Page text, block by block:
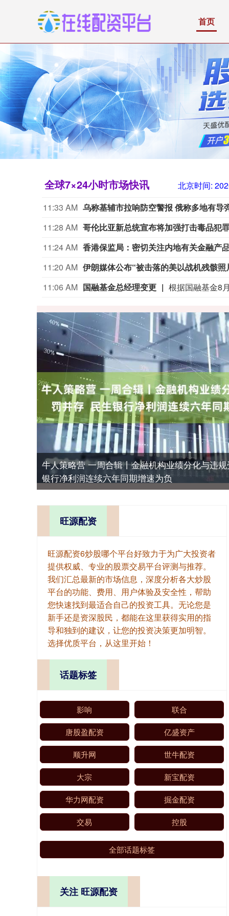
首页
全球7×24小时市场快讯 北京时间:
11:33 AM 乌称基辅市拉响防空警报 俄称多地有导
11:28 AM 哥伦比亚新总统宣布将加强打击毒品犯
11:24 AM 香港保监局：密切关注内地有关金融产
11:20 AM 伊朗媒体公布“被击落的美以战机残骸照
11:06 AM 国融基金总经理变更
牛人策略营 一周合辑丨金融机构业绩分化与违
银行净利润连续六年同期增速为负
旺源配资
旺源配资6炒股哪个平台好致力于为广大投资者
提供权威、专业的股票交易平台评测与推荐。
我们汇总最新的市场信息，深度分析各大炒股
平台的功能、费用、用户体验及安全性，帮助
您快速找到最适合自己的投资工具。无论您是
新手还是资深股民，都能在这里获得实用的指
导和独到的建议，让您的投资决策更加明智。
选择优质平台，从这里开始！
话题标签
影响 联合
唐股盈配资 亿盛资产
顺升网 世牛配资
大宗 新宝配资
华力网配资 掘金配资
交易 控股
全部话题标签
关注 旺源配资